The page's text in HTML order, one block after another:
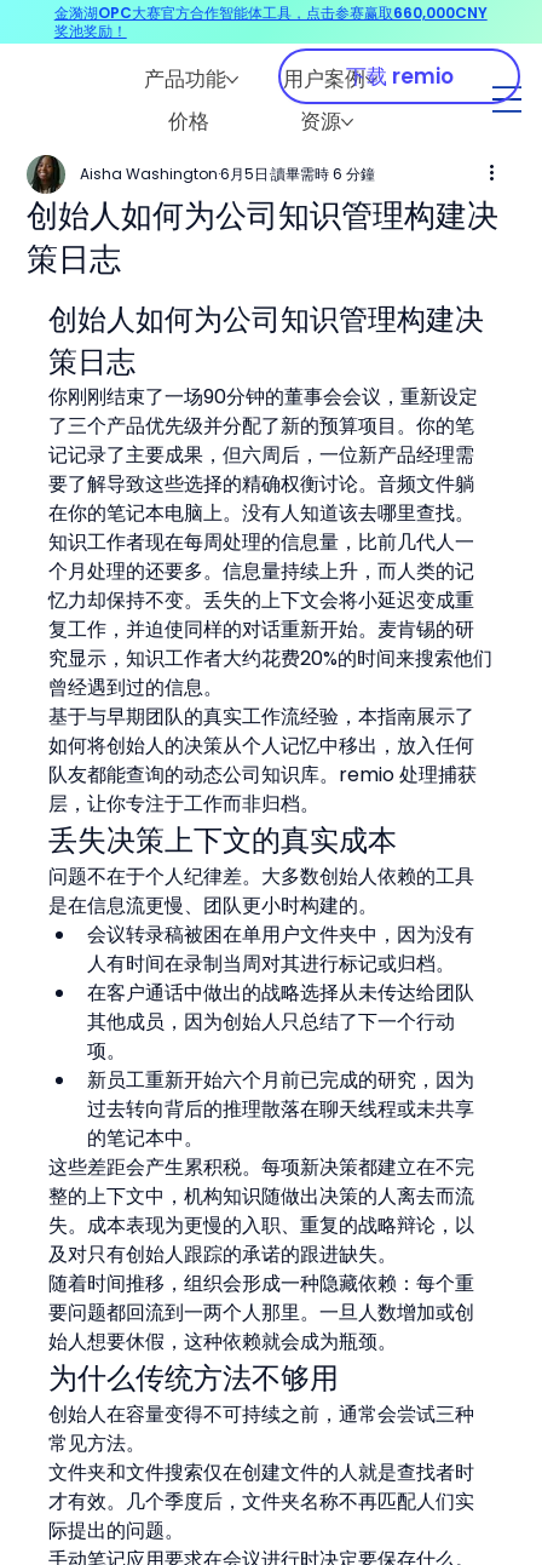
产品功能
用户案例
价格
资源
下载 remio
创始人如何为公司知识管理构建决
策日志
Aisha Washington 6月5日 讀畢需時 6 分鐘
创始人如何为公司知识管理构建决
策日志
你刚刚结束了一场90分钟的董事会会议，重新设定
了三个产品优先级并分配了新的预算项目。你的笔
记记录了主要成果，但六周后，一位新产品经理需
要了解导致这些选择的精确权衡讨论。音频文件躺
在你的笔记本电脑上。没有人知道该去哪里查找。
知识工作者现在每周处理的信息量，比前几代人一
个月处理的还要多。信息量持续上升，而人类的记
忆力却保持不变。丢失的上下文会将小延迟变成重
复工作，并迫使同样的对话重新开始。麦肯锡的研
究显示，知识工作者大约花费20%的时间来搜索他们
曾经遇到过的信息。
基于与早期团队的真实工作流经验，本指南展示了
如何将创始人的决策从个人记忆中移出，放入任何
队友都能查询的动态公司知识库。remio 处理捕获
层，让你专注于工作而非归档。
丢失决策上下文的真实成本
问题不在于个人纪律差。大多数创始人依赖的工具
是在信息流更慢、团队更小时构建的。
会议转录稿被困在单用户文件夹中，因为没有
人有时间在录制当周对其进行标记或归档。
在客户通话中做出的战略选择从未传达给团队
其他成员，因为创始人只总结了下一个行动
项。
新员工重新开始六个月前已完成的研究，因为
过去转向背后的推理散落在聊天线程或未共享
的笔记本中。
这些差距会产生累积税。每项新决策都建立在不完
整的上下文中，机构知识随做出决策的人离去而流
失。成本表现为更慢的入职、重复的战略辩论，以
及对只有创始人跟踪的承诺的跟进缺失。
随着时间推移，组织会形成一种隐藏依赖：每个重
要问题都回流到一两个人那里。一旦人数增加或创
始人想要休假，这种依赖就会成为瓶颈。
为什么传统方法不够用
创始人在容量变得不可持续之前，通常会尝试三种
常见方法。
文件夹和文件搜索仅在创建文件的人就是查找者时
才有效。几个季度后，文件夹名称不再匹配人们实
际提出的问题。
手动笔记应用要求在会议进行时决定要保存什么。
金漪湖OPC大赛官方合作智能体工具，点击参赛赢取660,000CNY
奖池奖励！